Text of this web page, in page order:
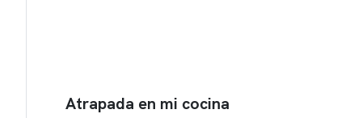
Atrapada en mi cocina